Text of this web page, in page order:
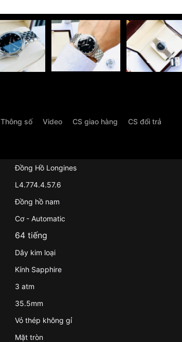
Thông số Video CS giao hàng CS đổi trả
Đồng Hồ Longines
L4.774.4.57.6
Đồng hồ nam
Cơ - Automatic
64 tiếng
Dây kim loại
Kính Sapphire
3 atm
35.5mm
Vỏ thép không gỉ
Mặt tròn